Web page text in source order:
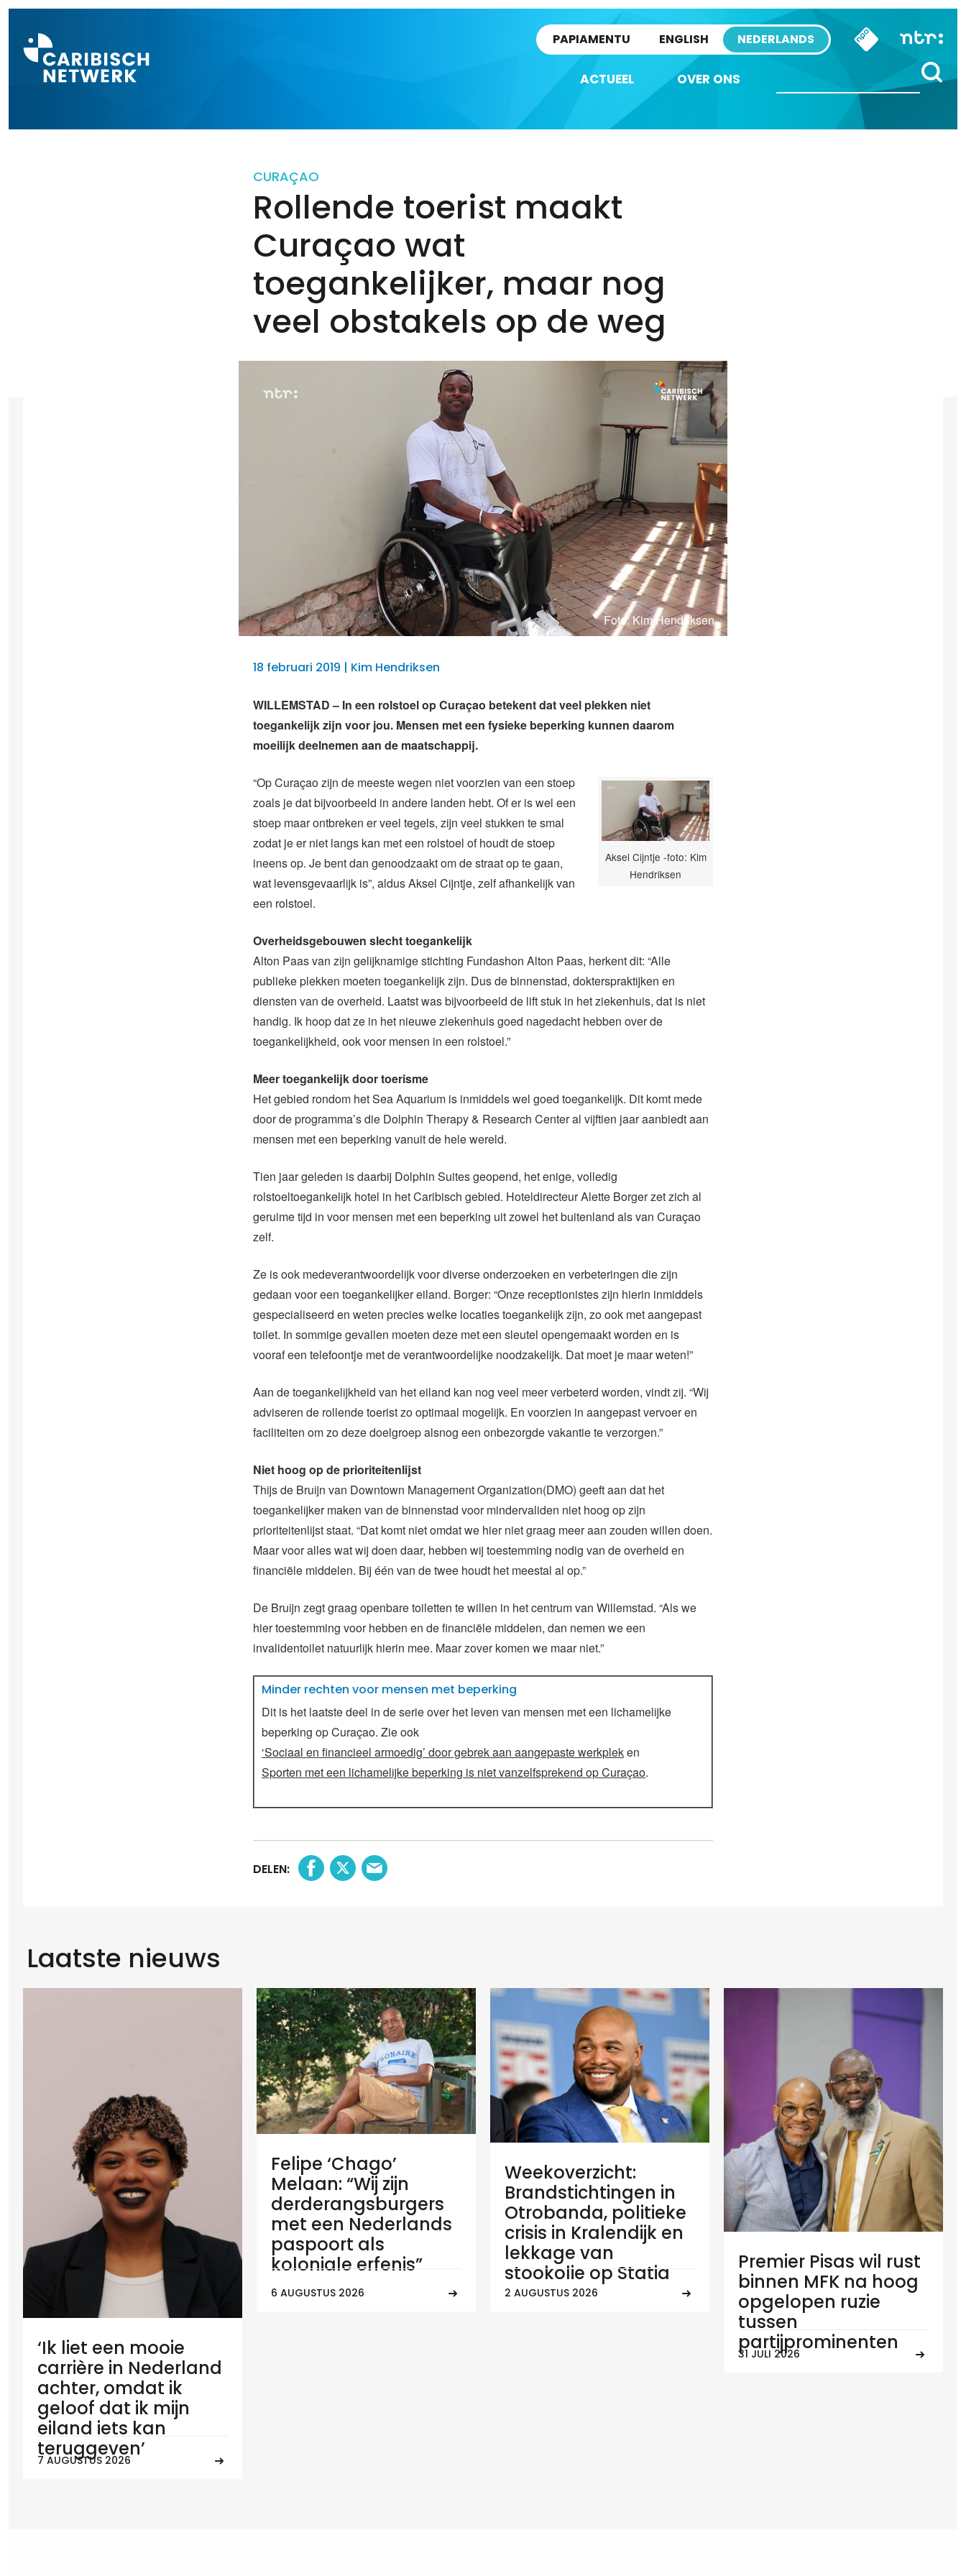
PAPIAMENTU ENGLISH NEDERLANDS
ACTUEEL OVER ONS
CURAÇAO
Rollende toerist maakt
Curaçao wat
toegankelijker, maar nog
veel obstakels op de weg
Foto: Kim Hendriksen
18 februari 2019 | Kim Hendriksen
WILLEMSTAD – In een rolstoel op Curaçao betekent dat veel plekken niet
toegankelijk zijn voor jou. Mensen met een fysieke beperking kunnen daarom
moeilijk deelnemen aan de maatschappij.
Aksel Cijntje -foto: Kim
Hendriksen
“Op Curaçao zijn de meeste wegen niet voorzien van een stoep
zoals je dat bijvoorbeeld in andere landen hebt. Of er is wel een
stoep maar ontbreken er veel tegels, zijn veel stukken te smal
zodat je er niet langs kan met een rolstoel of houdt de stoep
ineens op. Je bent dan genoodzaakt om de straat op te gaan,
wat levensgevaarlijk is”, aldus Aksel Cijntje, zelf afhankelijk van
een rolstoel.
Overheidsgebouwen slecht toegankelijk
Alton Paas van zijn gelijknamige stichting Fundashon Alton Paas, herkent dit: “Alle
publieke plekken moeten toegankelijk zijn. Dus de binnenstad, dokterspraktijken en
diensten van de overheid. Laatst was bijvoorbeeld de lift stuk in het ziekenhuis, dat is niet
handig. Ik hoop dat ze in het nieuwe ziekenhuis goed nagedacht hebben over de
toegankelijkheid, ook voor mensen in een rolstoel.”
Meer toegankelijk door toerisme
Het gebied rondom het Sea Aquarium is inmiddels wel goed toegankelijk. Dit komt mede
door de programma’s die Dolphin Therapy & Research Center al vijftien jaar aanbiedt aan
mensen met een beperking vanuit de hele wereld.
Tien jaar geleden is daarbij Dolphin Suites geopend, het enige, volledig
rolstoeltoegankelijk hotel in het Caribisch gebied. Hoteldirecteur Alette Borger zet zich al
geruime tijd in voor mensen met een beperking uit zowel het buitenland als van Curaçao
zelf.
Ze is ook medeverantwoordelijk voor diverse onderzoeken en verbeteringen die zijn
gedaan voor een toegankelijker eiland. Borger: “Onze receptionistes zijn hierin inmiddels
gespecialiseerd en weten precies welke locaties toegankelijk zijn, zo ook met aangepast
toilet. In sommige gevallen moeten deze met een sleutel opengemaakt worden en is
vooraf een telefoontje met de verantwoordelijke noodzakelijk. Dat moet je maar weten!”
Aan de toegankelijkheid van het eiland kan nog veel meer verbeterd worden, vindt zij. “Wij
adviseren de rollende toerist zo optimaal mogelijk. En voorzien in aangepast vervoer en
faciliteiten om zo deze doelgroep alsnog een onbezorgde vakantie te verzorgen.”
Niet hoog op de prioriteitenlijst
Thijs de Bruijn van Downtown Management Organization(DMO) geeft aan dat het
toegankelijker maken van de binnenstad voor mindervaliden niet hoog op zijn
prioriteitenlijst staat. “Dat komt niet omdat we hier niet graag meer aan zouden willen doen.
Maar voor alles wat wij doen daar, hebben wij toestemming nodig van de overheid en
financiële middelen. Bij één van de twee houdt het meestal al op.”
De Bruijn zegt graag openbare toiletten te willen in het centrum van Willemstad. “Als we
hier toestemming voor hebben en de financiële middelen, dan nemen we een
invalidentoilet natuurlijk hierin mee. Maar zover komen we maar niet.”
Minder rechten voor mensen met beperking
Dit is het laatste deel in de serie over het leven van mensen met een lichamelijke
beperking op Curaçao. Zie ook
‘Sociaal en financieel armoedig’ door gebrek aan aangepaste werkpleken
Sporten met een lichamelijke beperking is niet vanzelfsprekend op Curaçao.
DELEN:
Laatste nieuws
‘Ik liet een mooie
carrière in Nederland
achter, omdat ik
geloof dat ik mijn
eiland iets kan
teruggeven’
7 AUGUSTUS 2026
Felipe ‘Chago’
Melaan: “Wij zijn
derderangsburgers
met een Nederlands
paspoort als
koloniale erfenis”
6 AUGUSTUS 2026
Weekoverzicht:
Brandstichtingen in
Otrobanda, politieke
crisis in Kralendijk en
lekkage van
stookolie op Statia
2 AUGUSTUS 2026
Premier Pisas wil rust
binnen MFK na hoog
opgelopen ruzie
tussen
partijprominenten
31 JULI 2026